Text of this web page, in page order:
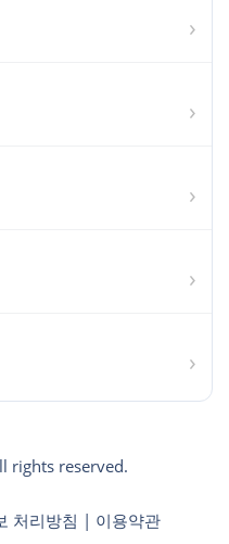
›
›
›
›
›
rights reserved.
처리방침 | 이용약관